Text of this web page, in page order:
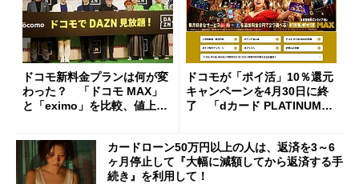
ドコモ新料金プランは何が変
わった？ 「ドコモ MAX」
と「eximo」を比較、値上げ
ドコモが「ポイ活」10％還元
キャンペーンを4月30日に終
了 「dカード PLATINUM」
カードローン50万円以上の人は、返済を3～6
ヶ月停止して『大幅に減額してから返済する手
続き』を利用して！